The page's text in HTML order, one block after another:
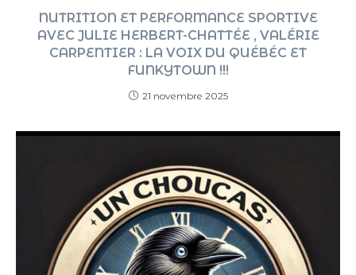
NUTRITION ET PERFORMANCE SPORTIVE
AVEC JULIE HERBERT-CHATTÉE , VALÉRIE
CARPENTIER : LA VOIX DU QUÉBÉC ET
FUNKYTOWN !!!
21 novembre 2025